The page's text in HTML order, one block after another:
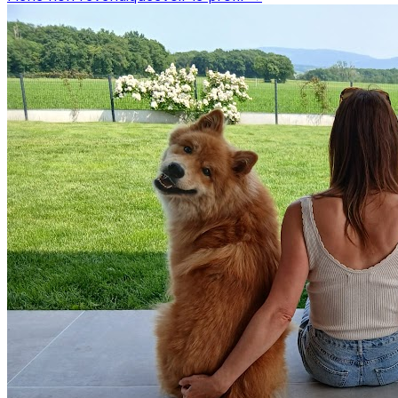
apprécié, avec une note moyenne de 5/5. Prenez
contact pour discuter de vos besoins et organiser la
garde de votre chien. Pension Animotel est un
professionnel du service canin situé à Annemasse. Noté
5/5 ⭐⭐⭐⭐⭐ sur Google Maps avec 23 avis.